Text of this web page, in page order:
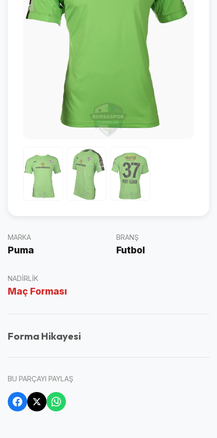
MARKA
Puma
BRANŞ
Futbol
NADIRLIK
Maç Forması
Forma Hikayesi
BU PARÇAYI PAYLAŞ